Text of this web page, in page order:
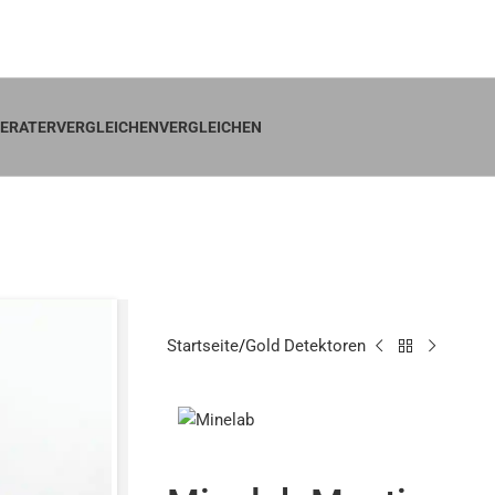
VERGLEICHENVERGLEICHEN
Startseite Gold Detektoren